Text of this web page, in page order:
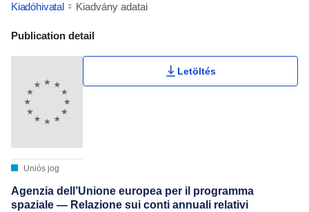
Kiadóhivatal Kiadvány adatai
Publication Detail Actions Portlet
Publication detail
Uniós jog
Letöltés
Agenzia dell’Unione europea per il programma
spaziale — Relazione sui conti annuali relativi